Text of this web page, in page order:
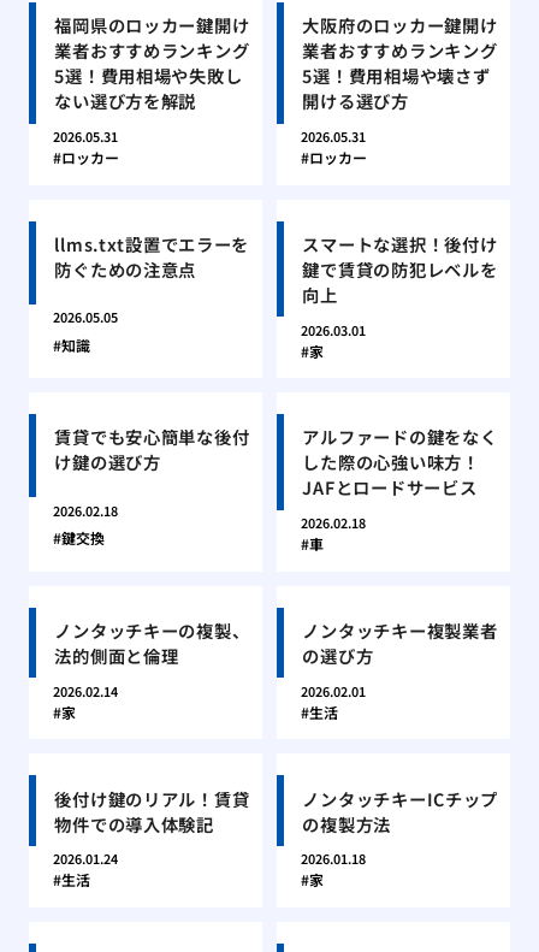
福岡県のロッカー鍵開け
業者おすすめランキング
5選！費用相場や失敗し
ない選び方を解説
2026.05.31
ロッカー
大阪府のロッカー鍵開け
業者おすすめランキング
5選！費用相場や壊さず
開ける選び方
2026.05.31
ロッカー
llms.txt設置でエラーを
防ぐための注意点
2026.05.05
知識
スマートな選択！後付け
鍵で賃貸の防犯レベルを
向上
2026.03.01
家
賃貸でも安心簡単な後付
け鍵の選び方
2026.02.18
鍵交換
アルファードの鍵をなく
した際の心強い味方！
JAFとロードサービス
2026.02.18
車
ノンタッチキーの複製、
法的側面と倫理
2026.02.14
家
ノンタッチキー複製業者
の選び方
2026.02.01
生活
後付け鍵のリアル！賃貸
物件での導入体験記
2026.01.24
生活
ノンタッチキーICチップ
の複製方法
2026.01.18
家